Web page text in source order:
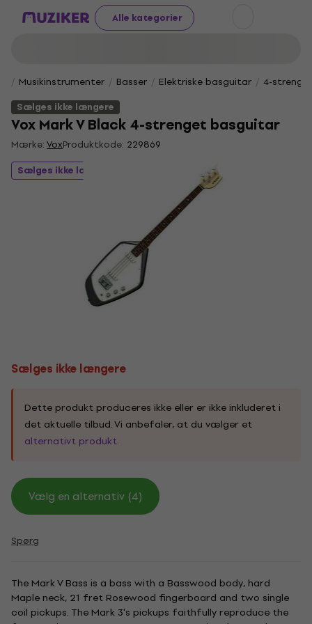
Alle kategorier
Musikinstrumenter Basser Elektriske basguitar
4-
Sælges ikke længere
Vox Mark V Black 4-strenget basguitar
Mærke:VoxProduktkode: 229869
Sælges ikke længere
Sælges ikke længere
Dette produkt produceres ikke eller er ikke inkluderet i
det aktuelle tilbud. Vi anbefaler, at du vælger et
alternativt produkt.
Vælg en alternativ (4)
Spørg
The Mark V Bass is a bass with a Basswood body, hard
Maple neck, 21 fret Rosewood fingerboard and two single
coil pickups. The Mark 3's pickups faithfully reproduce the